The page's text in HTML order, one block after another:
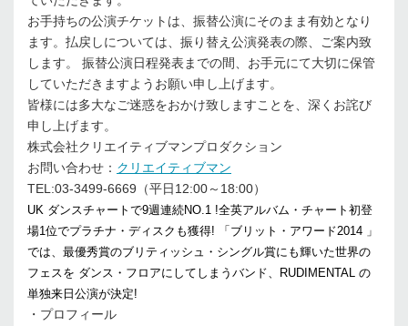
お手持ちの公演チケットは、振替公演にそのまま有効となり
ます。払戻しについては、振り替え公演発表の際、ご案内致
します。 振替公演日程発表までの間、お手元にて大切に保管
していただきますようお願い申し上げます。
皆様には多大なご迷惑をおかけ致しますことを、深くお詫び
申し上げます。
株式会社クリエイティブマンプロダクション
お問い合わせ： クリエイティブマン
TEL:03-3499-6669（平日12:00～18:00）
UK ダンスチャートで9週連続NO.1 !全英アルバム・チャート初登
場1位でプラチナ・ディスクも獲得! 「ブリット・アワード2014 」
では、最優秀賞のブリティッシュ・シングル賞にも輝いた世界の
フェスを ダンス・フロアにしてしまうバンド、RUDIMENTAL の
単独来日公演が決定!
・プロフィール